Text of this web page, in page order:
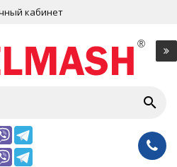
кабинет